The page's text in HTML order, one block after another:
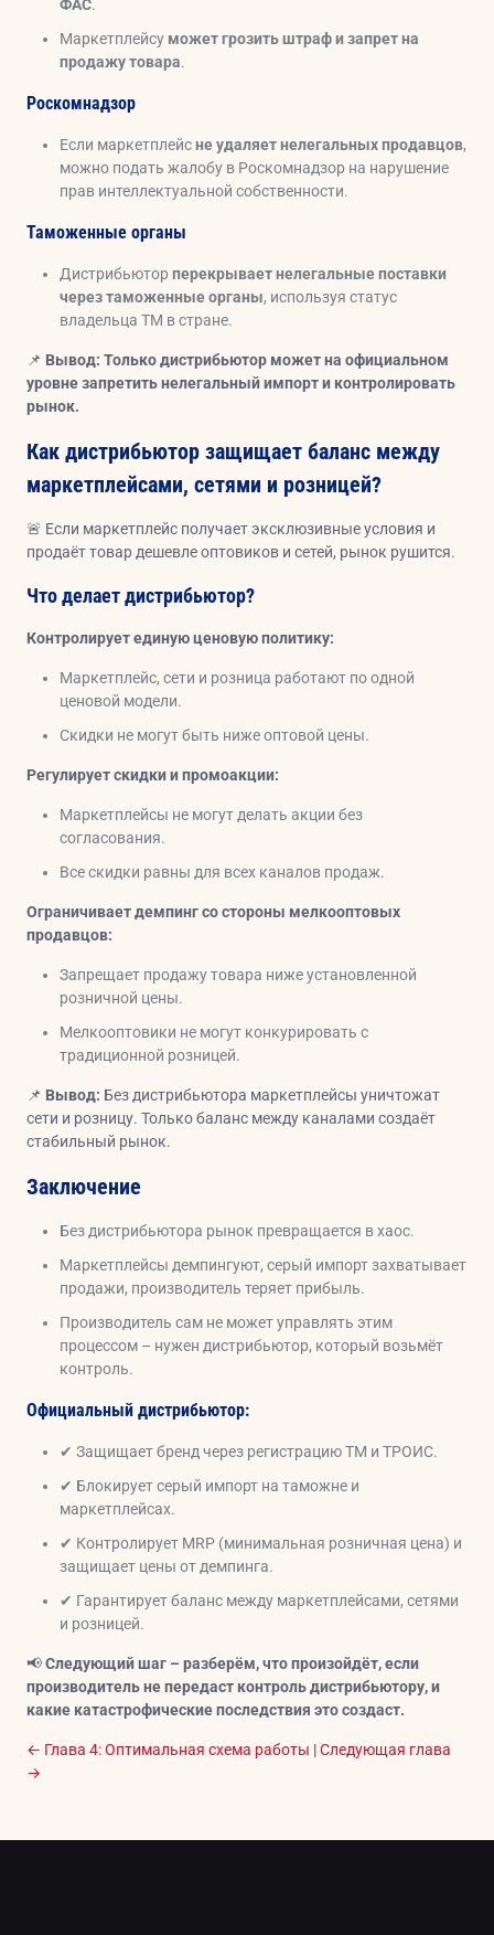
ФАС.
Маркетплейсу может грозить штраф и запрет на
продажу товара.
Роскомнадзор
Если маркетплейсне удаляет нелегальных продавцов,
можно подать жалобу в Роскомнадзор на нарушение
прав интеллектуальной собственности.
Таможенные органы
Дистрибьюторперекрывает нелегальные поставки
через таможенные органы, используя статус
владельца ТМ в стране.
📌 Вывод: Только дистрибьютор может на официальном
уровне запретить нелегальный импорт и контролировать
рынок.
Как дистрибьютор защищает баланс между
маркетплейсами, сетями и розницей?
🚨 Если маркетплейс получает эксклюзивные условия и
продаёт товар дешевле оптовиков и сетей, рынок рушится.
Что делает дистрибьютор?
Контролирует единую ценовую политику:
Маркетплейс, сети и розница работают по одной
ценовой модели.
Скидки не могут быть ниже оптовой цены.
Регулирует скидки и промоакции:
Маркетплейсы не могут делать акции без
согласования.
Все скидки равны для всех каналов продаж.
Ограничивает демпинг со стороны мелкооптовых
продавцов:
Запрещает продажу товара ниже установленной
розничной цены.
Мелкооптовики не могут конкурировать с
традиционной розницей.
📌 Вывод: Без дистрибьютора маркетплейсы уничтожат
сети и розницу. Только баланс между каналами создаёт
стабильный рынок.
Заключение
Без дистрибьютора рынок превращается в хаос.
Маркетплейсы демпингуют, серый импорт захватывает
продажи, производитель теряет прибыль.
Производитель сам не может управлять этим
процессом – нужен дистрибьютор, который возьмёт
контроль.
Официальный дистрибьютор:
✔ Защищает бренд через регистрацию ТМ и ТРОИС.
✔ Блокирует серый импорт на таможне и
маркетплейсах.
✔ Контролирует MRP (минимальная розничная цена) и
защищает цены от демпинга.
✔ Гарантирует баланс между маркетплейсами, сетями
и розницей.
📢Следующий шаг – разберём, что произойдёт, если
производитель не передаст контроль дистрибьютору, и
какие катастрофические последствия это создаст.
← Глава 4: Оптимальная схема работы | Следующая глава
→